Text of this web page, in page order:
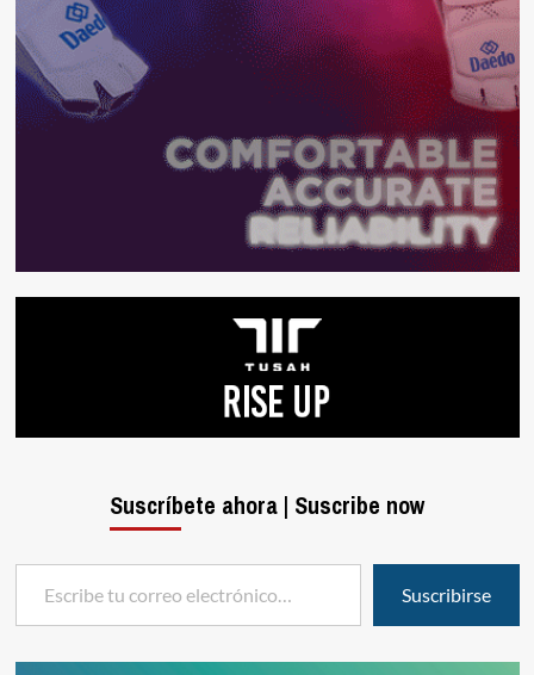
Suscríbete ahora | Suscribe now
Escribe tu correo electrónico…
Suscribirse